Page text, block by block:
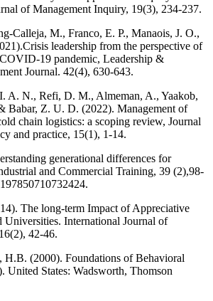
of Management Inquiry, 19(3), 234-237.
Calleja, M., Franco, E. P., Manaois, J. O.,
leadership from the perspective of
19 pandemic, Leadership &
Journal. 42(4), 630-643.
A. N., Refi, D. M., Almeman, A., Yaakob,
Babar, Z. U. D. (2022). Management of
chain logistics: a scoping review, Journal
and practice, 15(1), 1-14.
generational differences for
and Commercial Training, 39 (2),98-
The long-term Impact of Appreciative
Universities. International Journal of
42-46.
(2000). Foundations of Behavioral
United States: Wadsworth, Thomson